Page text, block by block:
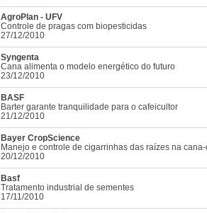
AgroPlan - UFV
Controle de pragas com biopesticidas
27/12/2010
Syngenta
Cana alimenta o modelo energético do futuro
23/12/2010
BASF
Barter garante tranquilidade para o cafeicultor
21/12/2010
Bayer CropScience
Manejo e controle de cigarrinhas das raízes na
20/12/2010
Basf
Tratamento industrial de sementes
17/11/2010